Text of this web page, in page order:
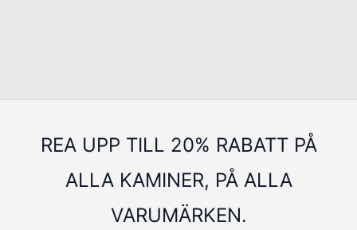
REA UPP TILL 20% RABATT PÅ
ALLA KAMINER, PÅ ALLA
VARUMÄRKEN.